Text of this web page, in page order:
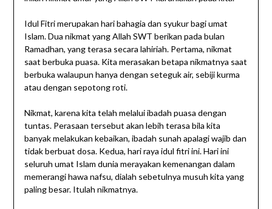
Idul Fitri merupakan hari bahagia dan syukur bagi umat
Islam. Dua nikmat yang Allah SWT berikan pada bulan
Ramadhan, yang terasa secara lahiriah. Pertama, nikmat
saat berbuka puasa. Kita merasakan betapa nikmatnya saat
berbuka walaupun hanya dengan seteguk air, sebiji kurma
atau dengan sepotong roti.
Nikmat, karena kita telah melalui ibadah puasa dengan
tuntas. Perasaan tersebut akan lebih terasa bila kita
banyak melakukan kebaikan, ibadah sunah apalagi wajib dan
tidak berbuat dosa. Kedua, hari raya idul fitri ini. Hari ini
seluruh umat Islam dunia merayakan kemenangan dalam
memerangi hawa nafsu, dialah sebetulnya musuh kita yang
paling besar. Itulah nikmatnya.